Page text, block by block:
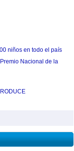
niños en todo el país
Nacional de la